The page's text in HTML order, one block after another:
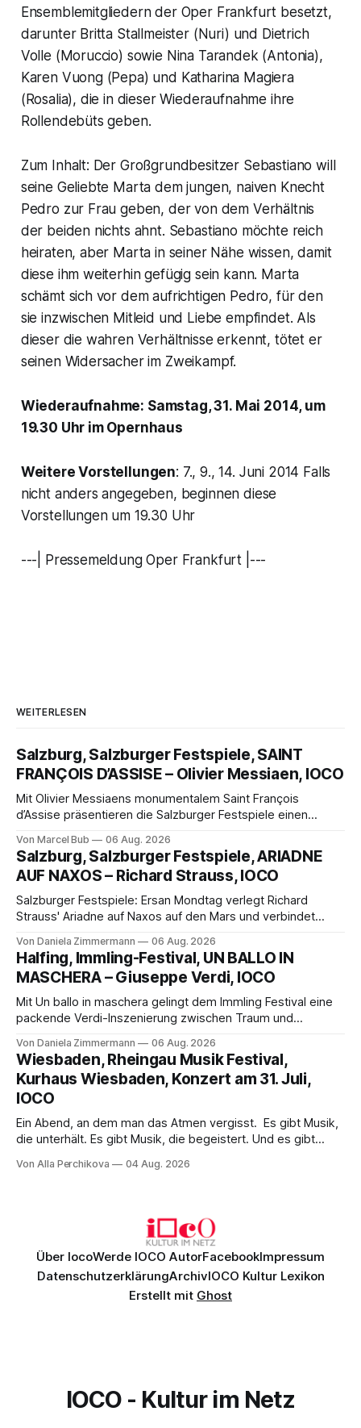
Ensemblemitgliedern der Oper Frankfurt besetzt,
darunter Britta Stallmeister (Nuri) und Dietrich
Volle (Moruccio) sowie Nina Tarandek (Antonia),
Karen Vuong (Pepa) und Katharina Magiera
(Rosalia), die in dieser Wiederaufnahme ihre
Rollendebüts geben.
Zum Inhalt: Der Großgrundbesitzer Sebastiano will
seine Geliebte Marta dem jungen, naiven Knecht
Pedro zur Frau geben, der von dem Verhältnis
der beiden nichts ahnt. Sebastiano möchte reich
heiraten, aber Marta in seiner Nähe wissen, damit
diese ihm weiterhin gefügig sein kann. Marta
schämt sich vor dem aufrichtigen Pedro, für den
sie inzwischen Mitleid und Liebe empfindet. Als
dieser die wahren Verhältnisse erkennt, tötet er
seinen Widersacher im Zweikampf.
Wiederaufnahme: Samstag, 31. Mai 2014, um
19.30 Uhr im Opernhaus
Weitere Vorstellungen: 7., 9., 14. Juni 2014 Falls
nicht anders angegeben, beginnen diese
Vorstellungen um 19.30 Uhr
---| Pressemeldung Oper Frankfurt |---
WEITERLESEN
Salzburg, Salzburger Festspiele, SAINT
FRANÇOIS D’ASSISE – Olivier Messiaen, IOCO
Mit Olivier Messiaens monumentalem Saint François
d’Assise präsentieren die Salzburger Festspiele einen
eine bildgewaltige Inszenierung, Maxime Pascal entfaltet
die komplexe Partitur eindrucksvoll, Philippe Sly berührt als
Franziskus.
Von Marcel Bub 06 Aug. 2026
Salzburg, Salzburger Festspiele, ARIADNE
AUF NAXOS – Richard Strauss, IOCO
Salzburger Festspiele: Ersan Mondtag verlegt Richard
Strauss' Ariadne auf Naxos auf den Mars und verbindet
Aufführung mit starken Solisten und den Wiener
Philharmonikern, szenisch bleibt der zweite Akt jedoch
hinter den Erwartungen zurück.
Von Daniela Zimmermann 06 Aug. 2026
Halfing, Immling-Festival, UN BALLO IN
MASCHERA – Giuseppe Verdi, IOCO
Mit Un ballo in maschera gelingt dem Immling Festival eine
packende Verdi-Inszenierung zwischen Traum und
psychologische Tiefe mit starken Bildern, getragen von
einem spielfreudigen Ensemble und einer musikalisch
überzeugenden Gesamtleistung.
Von Daniela Zimmermann 06 Aug. 2026
Wiesbaden, Rheingau Musik Festival,
Kurhaus Wiesbaden, Konzert am 31. Juli,
IOCO
Ein Abend, an dem man das Atmen vergisst. Es gibt Musik,
die unterhält. Es gibt Musik, die begeistert. Und es gibt
Genau so war der Abend im Kurhaus Wiesbaden, an dem
Von Alla Perchikova 04 Aug. 2026
Über IocoWerde IOCO AutorFacebookImpressum
DatenschutzerklärungArchivIOCO Kultur Lexikon
Erstellt mit Ghost
IOCO - Kultur im Netz